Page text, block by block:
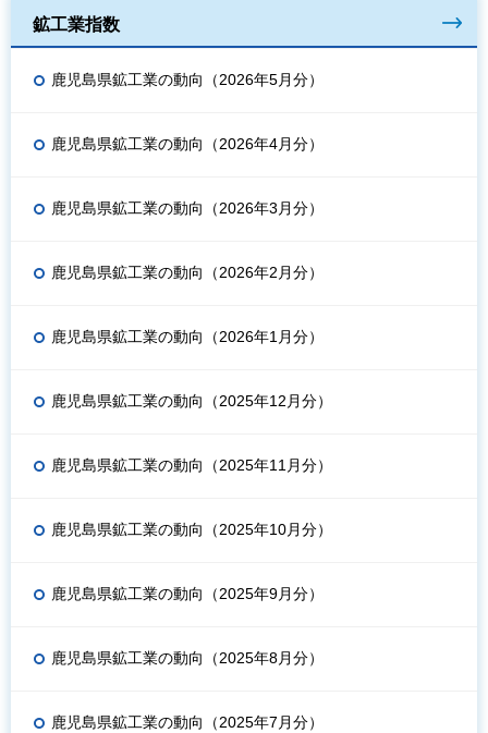
鉱工業指数
鹿児島県鉱工業の動向（2026年5月分）
鹿児島県鉱工業の動向（2026年4月分）
鹿児島県鉱工業の動向（2026年3月分）
鹿児島県鉱工業の動向（2026年2月分）
鹿児島県鉱工業の動向（2026年1月分）
鹿児島県鉱工業の動向（2025年12月分）
鹿児島県鉱工業の動向（2025年11月分）
鹿児島県鉱工業の動向（2025年10月分）
鹿児島県鉱工業の動向（2025年9月分）
鹿児島県鉱工業の動向（2025年8月分）
鹿児島県鉱工業の動向（2025年7月分）